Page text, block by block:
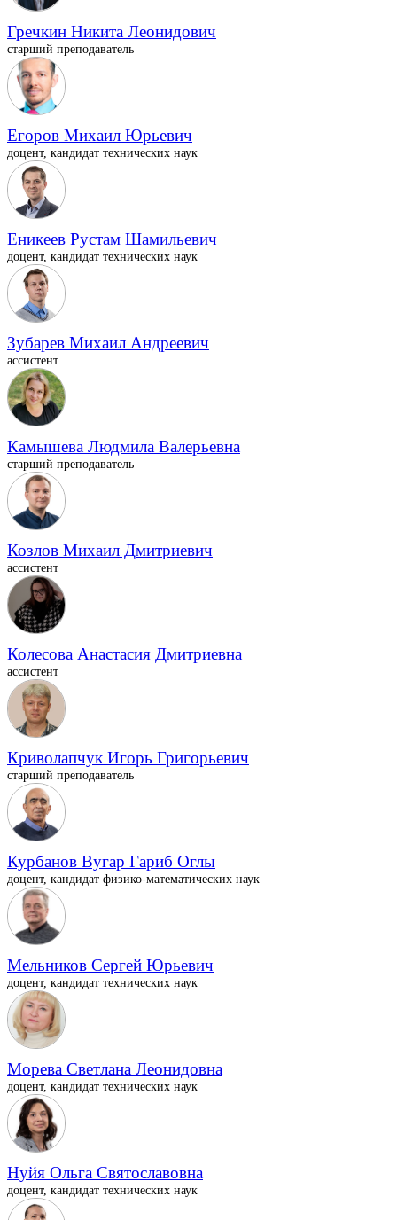
Гречкин Никита Леонидович
старший преподаватель
Егоров Михаил Юрьевич
доцент, кандидат технических наук
Еникеев Рустам Шамильевич
доцент, кандидат технических наук
Зубарев Михаил Андреевич
ассистент
Камышева Людмила Валерьевна
старший преподаватель
Козлов Михаил Дмитриевич
ассистент
Колесова Анастасия Дмитриевна
ассистент
Криволапчук Игорь Григорьевич
старший преподаватель
Курбанов Вугар Гариб Оглы
доцент, кандидат физико-математических наук
Мельников Сергей Юрьевич
доцент, кандидат технических наук
Морева Светлана Леонидовна
доцент, кандидат технических наук
Нуйя Ольга Святославовна
доцент, кандидат технических наук